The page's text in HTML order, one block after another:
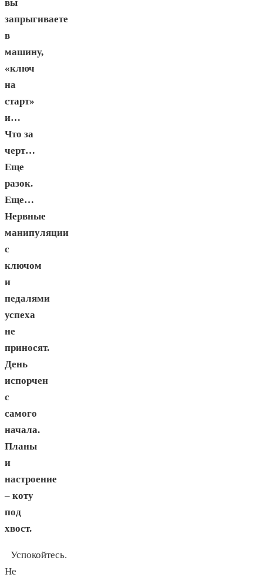
вы
запрыгиваете
в
машину,
«ключ
на
старт»
и…
Что за
черт…
Еще
разок.
Еще…
Нервные
манипуляции
с
ключом
и
педалями
успеха
не
приносят.
День
испорчен
с
самого
начала.
Планы
и
настроение
– коту
под
хвост.
Успокойтесь.
Не